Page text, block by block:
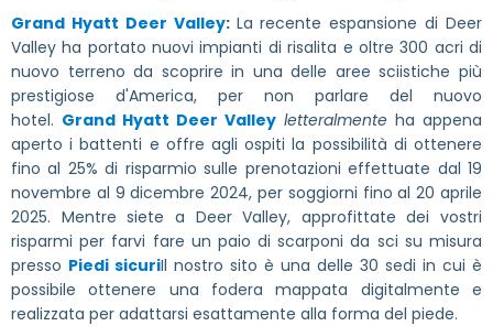
Grand Hyatt Deer Valley: La recente espansione di Deer
Valley ha portato nuovi impianti di risalita e oltre 300 acri di
nuovo terreno da scoprire in una delle aree sciistiche più
prestigiose d'America, per non parlare del nuovo
hotel. Grand Hyatt Deer Valley letteralmente ha appena
aperto i battenti e offre agli ospiti la possibilità di ottenere
fino al 25% di risparmio sulle prenotazioni effettuate dal 19
novembre al 9 dicembre 2024, per soggiorni fino al 20 aprile
2025. Mentre siete a Deer Valley, approfittate dei vostri
risparmi per farvi fare un paio di scarponi da sci su misura
presso Piedi sicuriIl nostro sito è una delle 30 sedi in cui è
possibile ottenere una fodera mappata digitalmente e
realizzata per adattarsi esattamente alla forma del piede.